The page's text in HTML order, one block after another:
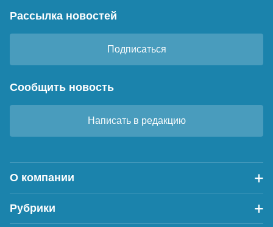
Рассылка новостей
Подписаться
Сообщить новость
Написать в редакцию
О компании
Рубрики